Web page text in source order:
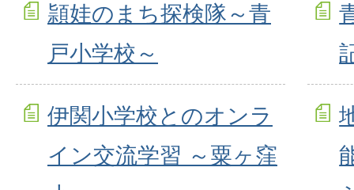
頴娃のまち探検隊～青
戸小学校～
伊関小学校とのオンラ
イン交流学習 ～粟ヶ窪